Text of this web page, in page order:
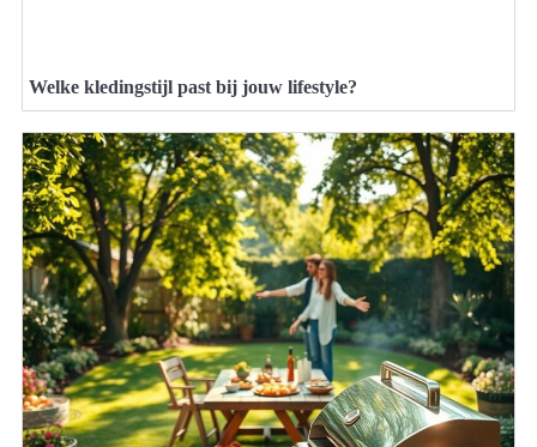
Welke kledingstijl past bij jouw lifestyle?